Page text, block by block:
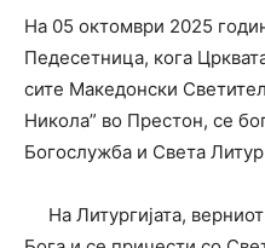
На 05 октомври 2025
Педесетница, кога
сите Македонски
Никола” во Престон, се
Богослужба и Света
На Литургијата,